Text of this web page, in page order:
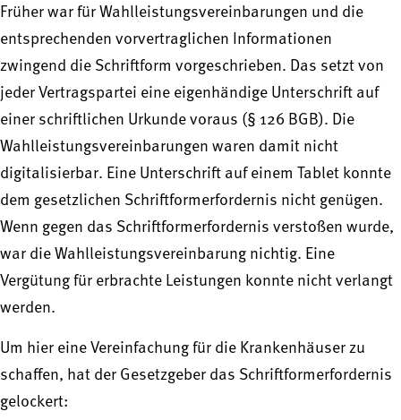
Früher war für Wahlleistungsvereinbarungen und die
entsprechenden vorvertraglichen Informationen
zwingend die Schriftform vorgeschrieben. Das setzt von
jeder Vertragspartei eine eigenhändige Unterschrift auf
einer schriftlichen Urkunde voraus (§ 126 BGB). Die
Wahlleistungsvereinbarungen waren damit nicht
digitalisierbar. Eine Unterschrift auf einem Tablet konnte
dem gesetzlichen Schriftformerfordernis nicht genügen.
Wenn gegen das Schriftformerfordernis verstoßen wurde,
war die Wahlleistungsvereinbarung nichtig. Eine
Vergütung für erbrachte Leistungen konnte nicht verlangt
werden.
Um hier eine Vereinfachung für die Krankenhäuser zu
schaffen, hat der Gesetzgeber das Schriftformerfordernis
gelockert: